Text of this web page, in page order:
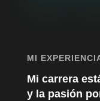
MI
Mi carrera
y la pasión